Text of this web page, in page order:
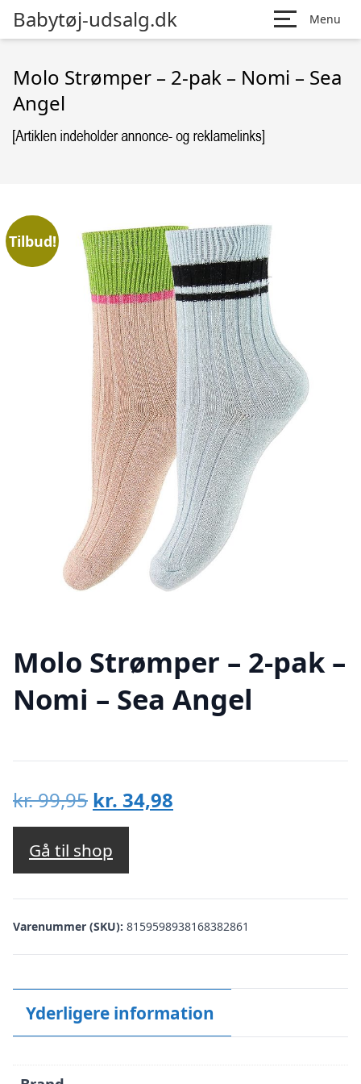
Babytøj-udsalg.dk Menu
Molo Strømper – 2-pak – Nomi – Sea
Angel
Tilbud!
Molo Strømper – 2-pak –
Nomi – Sea Angel
kr.99,95 Den
oprindelige
pris
var:
kr. 99,95.
kr. 34,98
kr. 34,98.
Gå til shop
Varenummer (SKU): 8159598938168382861
Yderligere information